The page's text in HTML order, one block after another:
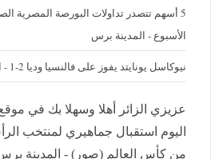
5 أسهم تتصدر تداولات البورصة المصرية
الأسبوع - المدينة برس
نيوكاسل يونايتد يفوز على فالنسيا وديا 2-1 - المدينة برس
عزيزي الزائر أهلا وسهلا بك في
اليوم استقبال جماهيري لمنتخب
من كأس العالم (صور) - المدينة